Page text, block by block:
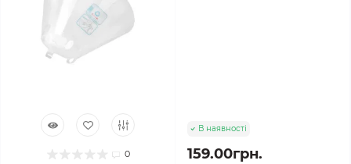
0
В наявності
159.00грн.